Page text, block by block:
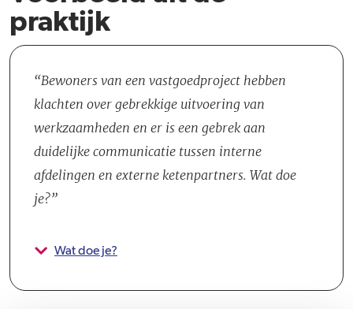
praktijk
Bewoners van een vastgoedproject hebben
klachten over gebrekkige uitvoering van
werkzaamheden en er is een gebrek aan
duidelijke communicatie tussen interne
afdelingen en externe ketenpartners. Wat doe
je?
Wat doe je?